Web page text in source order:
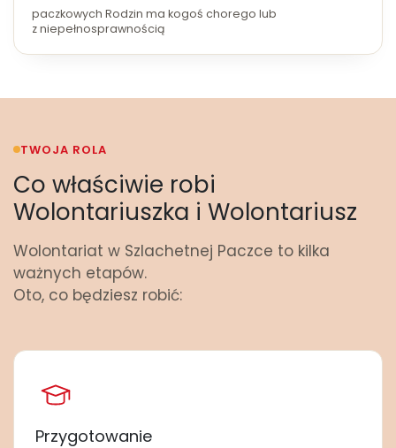
paczkowych Rodzin ma kogoś chorego lub
z niepełnosprawnością
TWOJA ROLA
Co właściwie robi
Wolontariuszka i Wolontariusz
Wolontariat w Szlachetnej Paczce to kilka
ważnych etapów.
Oto, co będziesz robić:
Przygotowanie